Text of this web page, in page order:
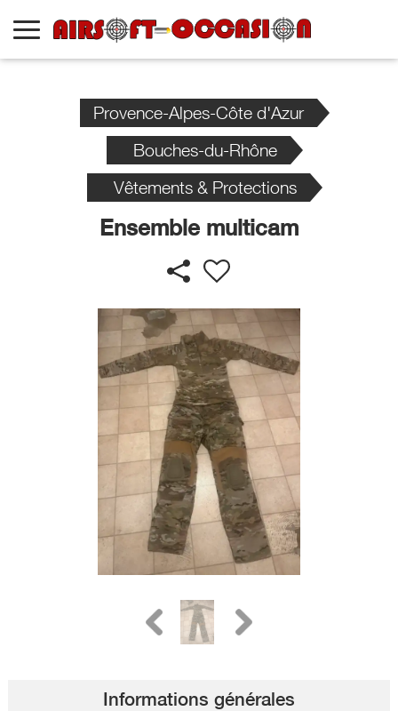
Provence-Alpes-Côte d'Azur
Bouches-du-Rhône
Vêtements & Protections
Ensemble multicam
Informations générales